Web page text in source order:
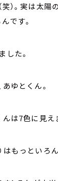
笑）。実は太
です。
た。
あゆとくん。
んは7色に見え
もっといろ